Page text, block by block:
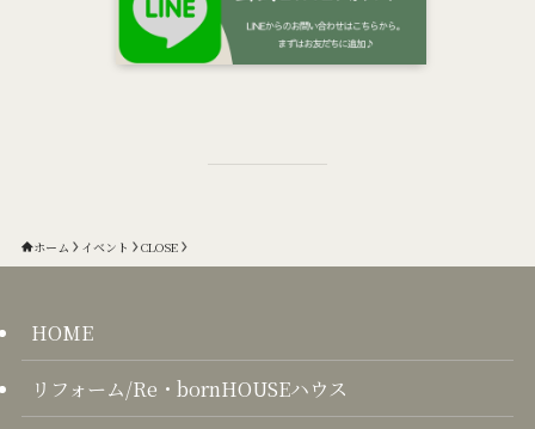
ホーム イベント CLOSE
HOME
リフォーム/Re・bornHOUSEハウス